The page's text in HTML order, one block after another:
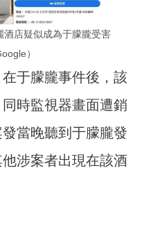
店疑似成為于朦朧受害
）
于朦朧事件後，該
時監視器畫面遭銷
當晚聽到于朦朧發
涉案者出現在該酒